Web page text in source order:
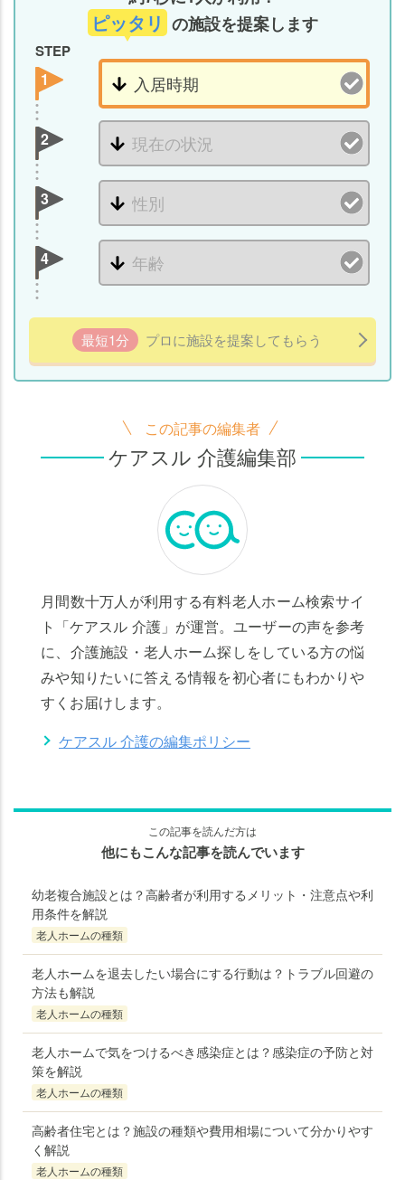
ピッタリ の施設を提案します
STEP
1
2
3
4
最短1分 プロに施設を提案してもらう
この記事の編集者
ケアスル 介護編集部
月間数十万人が利用する有料老人ホーム検索サイ
ト「ケアスル 介護」が運営。ユーザーの声を参考
に、介護施設・老人ホーム探しをしている方の悩
みや知りたいに答える情報を初心者にもわかりや
すくお届けします。
ケアスル 介護の編集ポリシー
この記事を読んだ方は
他にもこんな記事を読んでいます
幼老複合施設とは？高齢者が利用するメリット・注意点や利
用条件を解説
老人ホームの種類
老人ホームを退去したい場合にする行動は？トラブル回避の
方法も解説
老人ホームの種類
老人ホームで気をつけるべき感染症とは？感染症の予防と対
策を解説
老人ホームの種類
高齢者住宅とは？施設の種類や費用相場について分かりやす
く解説
老人ホームの種類